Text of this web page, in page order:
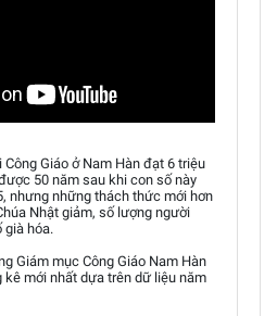
Giáo ở Nam Hàn đạt 6 triệu
50 năm sau khi con số này
nhưng những thách thức mới hơn
Nhật giảm, số lượng người
già hóa.
Giám mục Công Giáo Nam Hàn
mới nhất dựa trên dữ liệu năm